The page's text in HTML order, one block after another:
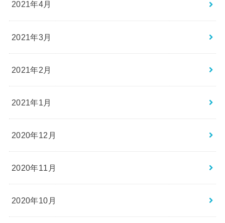
2021年4月
2021年3月
2021年2月
2021年1月
2020年12月
2020年11月
2020年10月